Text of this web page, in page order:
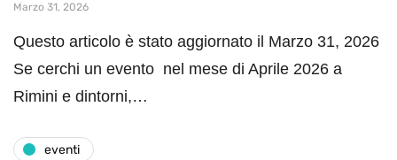
Marzo 31, 2026
Questo articolo è stato aggiornato il Marzo 31, 2026
Se cerchi un evento nel mese di Aprile 2026 a
Rimini e dintorni,…
eventi